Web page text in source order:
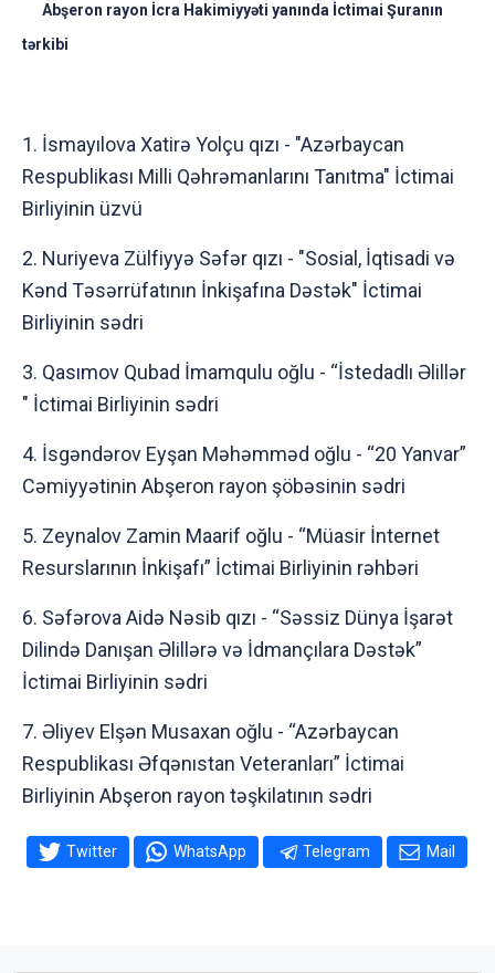
Abşeron rayon İcra Hakimiyyəti yanında İctimai Şuranın
tərkibi
1. İsmayılova Xatirə Yolçu qızı - "Azərbaycan
Respublikası Milli Qəhrəmanlarını Tanıtma" İctimai
Birliyinin üzvü
2. Nuriyeva Zülfiyyə Səfər qızı - "Sosial, İqtisadi və
Kənd Təsərrüfatının İnkişafına Dəstək" İctimai
Birliyinin sədri
3. Qasımov Qubad İmamqulu oğlu - “İstedadlı Əlillər
" İctimai Birliyinin sədri
4. İsgəndərov Eyşan Məhəmməd oğlu - “20 Yanvar”
Cəmiyyətinin Abşeron rayon şöbəsinin sədri
5. Zeynalov Zamin Maarif oğlu - “Müasir İnternet
Resurslarının İnkişafı” İctimai Birliyinin rəhbəri
6. Səfərova Aidə Nəsib qızı - “Səssiz Dünya İşarət
Dilində Danışan Əlillərə və İdmançılara Dəstək”
İctimai Birliyinin sədri
7. Əliyev Elşən Musaxan oğlu - “Azərbaycan
Respublikası Əfqənıstan Veteranları” İctimai
Birliyinin Abşeron rayon təşkilatının sədri
Twitter WhatsApp Telegram Mail